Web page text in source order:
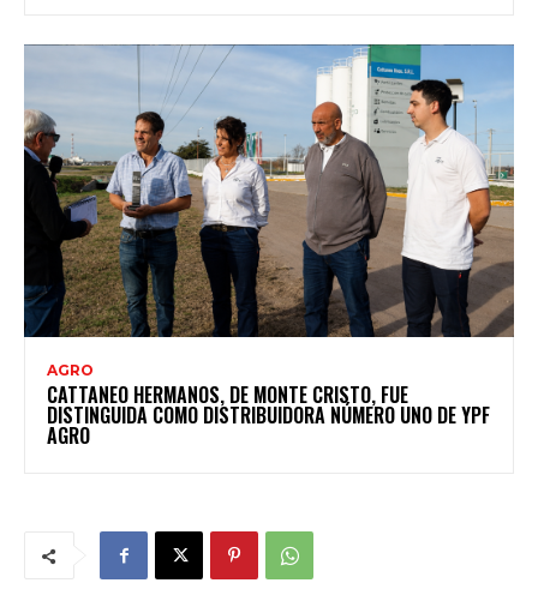
AGRO
CATTANEO HERMANOS, DE MONTE CRISTO, FUE
DISTINGUIDA COMO DISTRIBUIDORA NÚMERO UNO DE YPF
AGRO